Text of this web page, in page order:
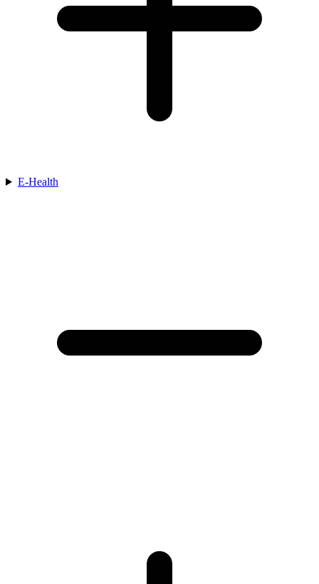
E-Health